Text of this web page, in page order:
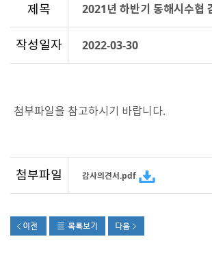
제목 2021년 하반기 동해시수협
작성일자 2022-03-30
첨부파일을 참고하시기 바랍니다.
첨부파일 감사의견서.pdf